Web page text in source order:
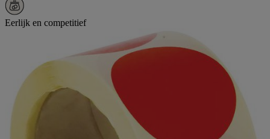
Eerlijk en competitief